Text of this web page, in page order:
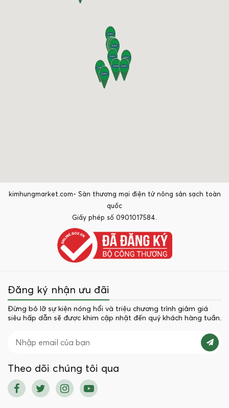
kimhungmarket.com- Sàn thương mại điện tử nông sản sạch toàn
quốc
Giấy phép số 0901017584.
Đăng ký nhận ưu đãi
Đừng bỏ lỡ sự kiện nóng hổi và triệu chương trình giảm giá
siêu hấp dẫn sẽ được khim cập nhật đến quý khách hàng tuần.
Theo dõi chúng tôi qua